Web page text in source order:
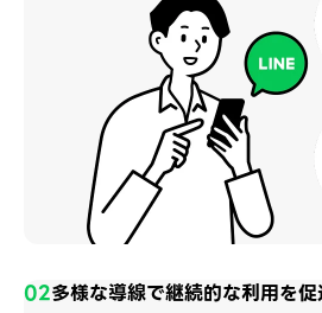
02多様な導線で継続的な利用を